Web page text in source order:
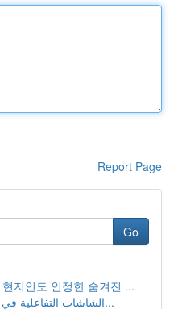
Report Page
Go
지인도 인정한 숨겨진 ...
الشاشات التفاعلية في اجتماعات العمل و المؤس...